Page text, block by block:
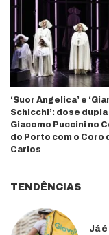
‘Suor Angelica’ e
Schicchi’: dose dupla
Giacomo Puccini no
do Porto com o Coro
Carlos
TENDÊNCIAS
Já